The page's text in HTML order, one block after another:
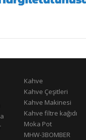
Kahve
Kahve Çeşitleri
Kahve Makinesi
Kahve filtre kağıdı
Moka Pot
MHW-3BOMBER